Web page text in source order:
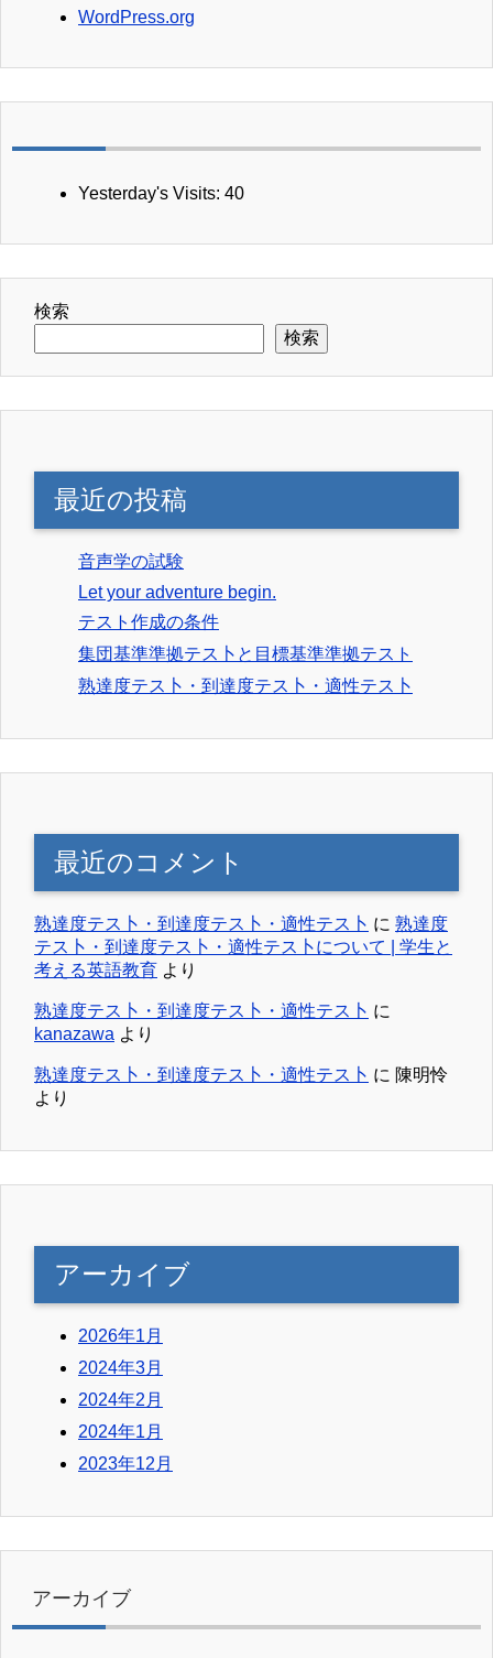
WordPress.org
Yesterday's Visits: 40
検索
検索
最近の投稿
音声学の試験
Let your adventure begin.
テスト作成の条件
集団基準準拠テス卜と目標基準準拠テスト
熟達度テス卜・到達度テス卜・適性テス卜
最近のコメント
熟達度テス卜・到達度テス卜・適性テス卜 に 熟達度
テス卜・到達度テス卜・適性テス卜について | 学生と
考える英語教育 より
熟達度テス卜・到達度テス卜・適性テス卜 に
kanazawa より
熟達度テス卜・到達度テス卜・適性テス卜 に 陳明怜
より
アーカイブ
2026年1月
2024年3月
2024年2月
2024年1月
2023年12月
アーカイブ